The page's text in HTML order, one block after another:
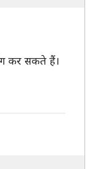
कर सकते हैं।